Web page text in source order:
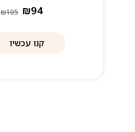
₪94
₪105
קנו עכשיו